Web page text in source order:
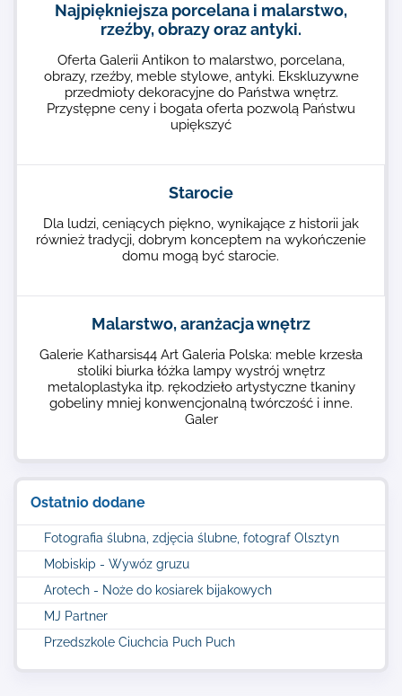
Ostatnio dodane
Fotografia ślubna, zdjęcia ślubne, fotograf Olsztyn
Mobiskip - Wywóz gruzu
Arotech - Noże do kosiarek bijakowych
MJ Partner
Przedszkole Ciuchcia Puch Puch
Najpiękniejsza porcelana i malarstwo,
rzeźby, obrazy oraz antyki.
Oferta Galerii Antikon to malarstwo, porcelana,
obrazy, rzeźby, meble stylowe, antyki. Ekskluzywne
przedmioty dekoracyjne do Państwa wnętrz.
Przystępne ceny i bogata oferta pozwolą Państwu
upiększyć
Starocie
Dla ludzi, ceniących piękno, wynikające z historii jak
również tradycji, dobrym konceptem na wykończenie
domu mogą być starocie.
Malarstwo, aranżacja wnętrz
Galerie Katharsis44 Art Galeria Polska: meble krzesła
stoliki biurka łóżka lampy wystrój wnętrz
metaloplastyka itp. rękodzieło artystyczne tkaniny
gobeliny mniej konwencjonalną twórczość i inne.
Galer